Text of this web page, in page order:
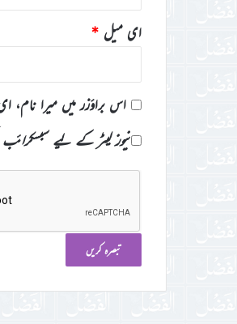
ای میل *
اس براؤزر میں میرا
نیوز لیٹر کے لیے سبسکرائب